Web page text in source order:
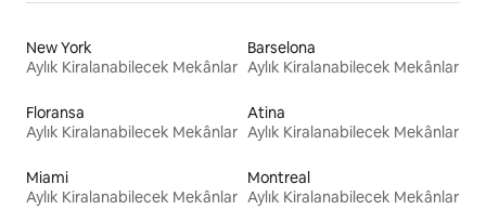
New York
Aylık Kiralanabilecek Mekânlar
Barselona
Aylık Kiralanabilecek Mekânlar
Floransa
Aylık Kiralanabilecek Mekânlar
Atina
Aylık Kiralanabilecek Mekânlar
Miami
Aylık Kiralanabilecek Mekânlar
Montreal
Aylık Kiralanabilecek Mekânlar